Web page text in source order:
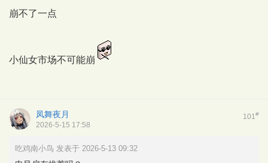
崩不了一点
小仙女市场不可能崩
101#
凤舞夜月
2026-5-15 17:58
吃鸡南小鸟 发表于 2026-5-13 09:32